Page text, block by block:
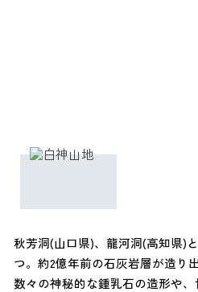
秋芳洞(山口県)、龍河洞(高知県)
つ。約2億年前の石灰岩層が造り
数々の神秘的な鍾乳石の造形や